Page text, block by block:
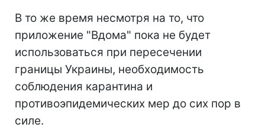
В то же время несмотря на то, что
приложение "Вдома" пока не будет
использоваться при пересечении
границы Украины, необходимость
соблюдения карантина и
противоэпидемических мер до сих пор в
силе.